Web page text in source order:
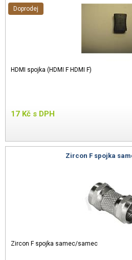
HDMI spojka (HDMI F HDMI F)
17 Kč s DPH
Doprodej
Zircon F spojka
Zircon F spojka samec/samec